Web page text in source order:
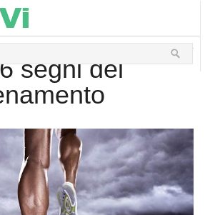
Salute
Bellezza
Fitness
05 Giugno 2014
segni del